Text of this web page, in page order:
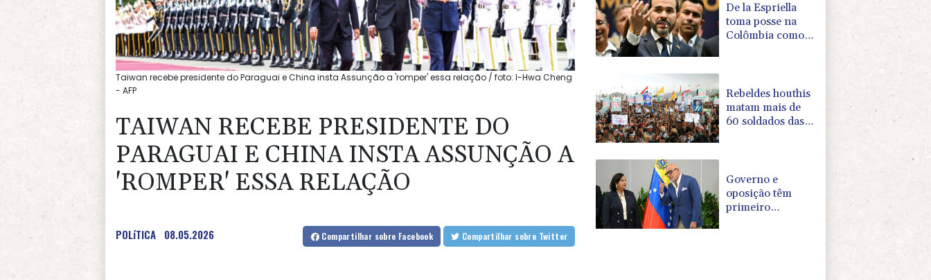
Taiwan recebe presidente do Paraguai e China insta Assunção a 'romper' essa relação / foto: I-Hwa Cheng
- AFP
TAIWAN RECEBE PRESIDENTE DO
PARAGUAI E CHINA INSTA ASSUNÇÃO A
'ROMPER' ESSA RELAÇÃO
POLíTICA 08.05.2026 Compartilhar sobre Facebook Compartilhar sobre Twitter
De la Espriella
toma posse na
Colômbia como
Rebeldes houthis
matam mais de
60 soldados das
Governo e
oposição têm
primeiro